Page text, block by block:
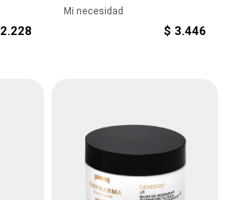
2.228
Mi necesidad
$ 3.446